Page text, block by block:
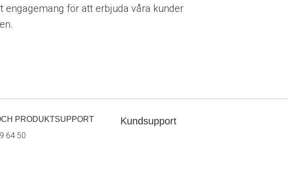
för att erbjuda våra kunder
PRODUKTSUPPORT
64 50
Kundsupport